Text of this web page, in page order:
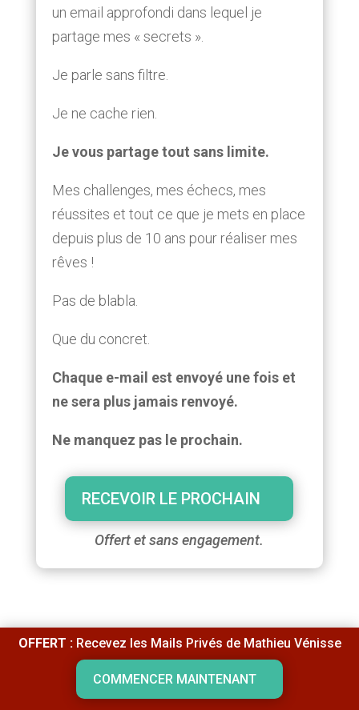
un email approfondi dans lequel je
partage mes « secrets ».
Je parle sans filtre.
Je ne cache rien.
Je vous partage tout sans limite.
Mes challenges, mes échecs, mes
réussites et tout ce que je mets en place
depuis plus de 10 ans pour réaliser mes
rêves !
Pas de blabla.
Que du concret.
Chaque e-mail est envoyé une fois et
ne sera plus jamais renvoyé.
Ne manquez pas le prochain.
RECEVOIR LE PROCHAIN
Offert et sans engagement.
OFFERT :Recevez les Mails Privés de Mathieu Vénisse
COMMENCER MAINTENANT